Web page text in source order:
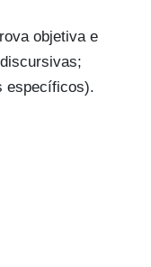
objetiva e
específicos).